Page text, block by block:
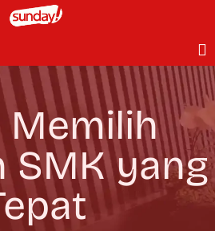
Memilih
SMK yang